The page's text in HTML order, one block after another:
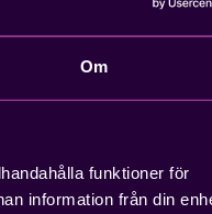
Om
funktioner för
information från din
är ett läge där
är uppdaterade
pågår hela